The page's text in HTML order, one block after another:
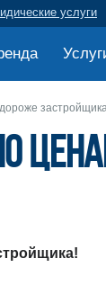
услуги